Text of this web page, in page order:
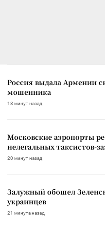
Россия выдала Армении
мошенника
18 минут назад
Московские аэропорты
нелегальных таксистов-
20 минут назад
Залужный обошел
украинцев
21 минута назад